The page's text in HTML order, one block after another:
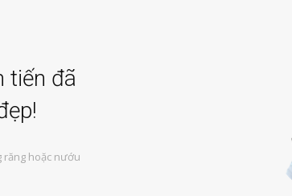
tiến đã
hoặc nướu